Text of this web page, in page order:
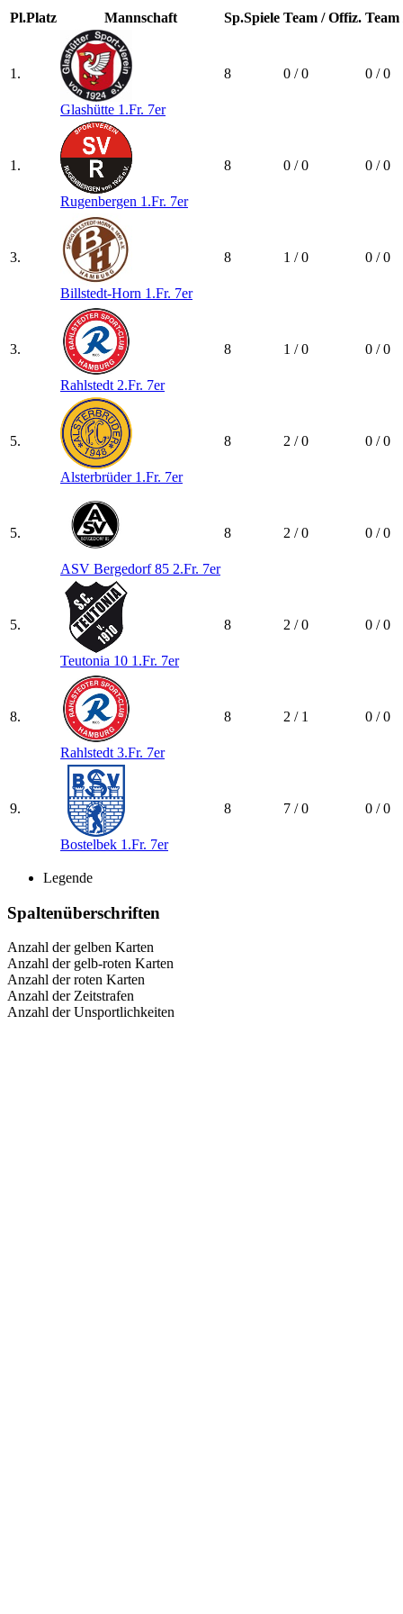
Pl.Platz Mannschaft Sp.Spiele Team / Offiz.
1.
Glashütte 1.Fr. 7er
8 0 / 0 0 / 0
1.
Rugenbergen 1.Fr. 7er
8 0 / 0 0 / 0
3.
Billstedt-Horn 1.Fr. 7er
8 1 / 0 0 / 0
3.
Rahlstedt 2.Fr. 7er
8 1 / 0 0 / 0
5.
Alsterbrüder 1.Fr. 7er
8 2 / 0 0 / 0
5.
ASV Bergedorf 85 2.Fr. 7er
8 2 / 0 0 / 0
5.
Teutonia 10 1.Fr. 7er
8 2 / 0 0 / 0
8.
Rahlstedt 3.Fr. 7er
8 2 / 1 0 / 0
9.
Bostelbek 1.Fr. 7er
8 7 / 0 0 / 0
Legende
Spaltenüberschriften
Anzahl der gelben Karten
Anzahl der gelb-roten Karten
Anzahl der roten Karten
Anzahl der Zeitstrafen
Anzahl der Unsportlichkeiten